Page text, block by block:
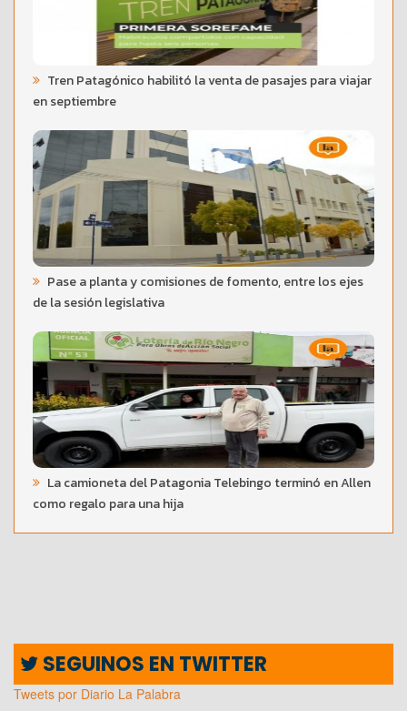
Tren Patagónico habilitó la venta de pasajes para viajar
en septiembre
Pase a planta y comisiones de fomento, entre los ejes
de la sesión legislativa
La camioneta del Patagonia Telebingo terminó en Allen
como regalo para una hija
SEGUINOS EN TWITTER
Tweets por Diario La Palabra